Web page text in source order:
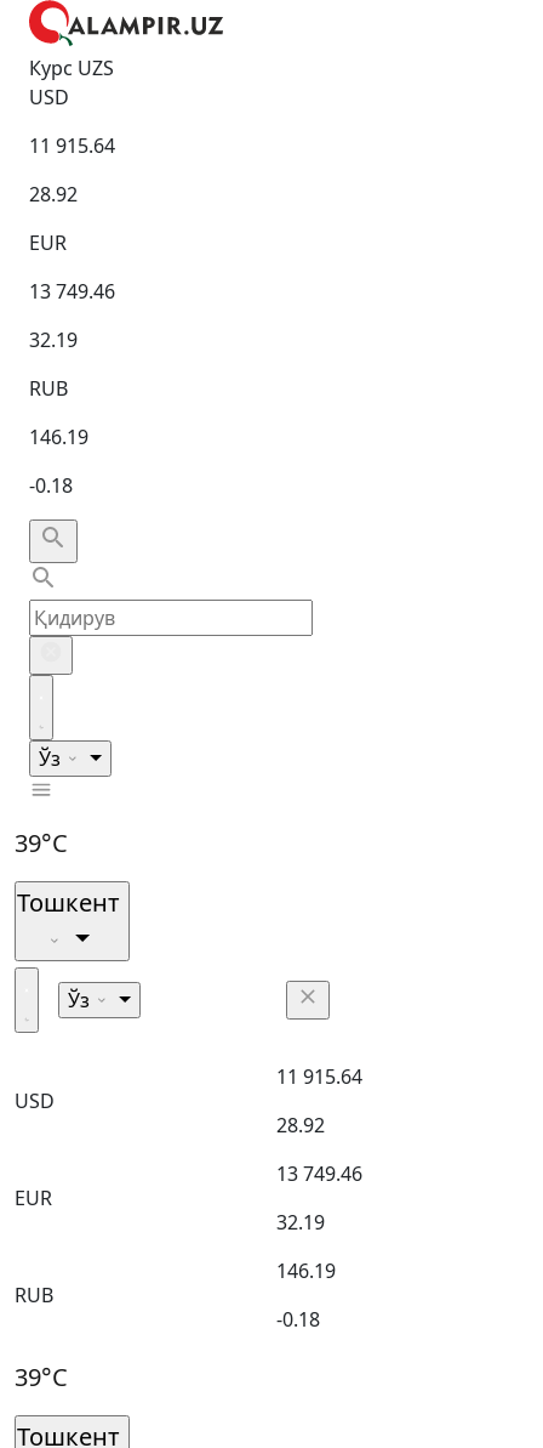
Курс UZS
USD
11 915.64
28.92
EUR
13 749.46
32.19
RUB
146.19
-0.18
Ўз
39°C
Тошкент
Ўз
USD
11 915.64
28.92
EUR
13 749.46
32.19
RUB
146.19
-0.18
39°C
Тошкент